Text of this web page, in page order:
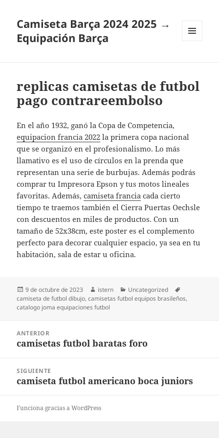
Camiseta Barça 2024 2025 →
Equipación Barça
replicas camisetas de futbol
pago contrareembolso
En el año 1932, ganó la Copa de Competencia,
equipacion francia 2022 la primera copa nacional
que se organizó en el profesionalismo. Lo más
llamativo es el uso de círculos en la prenda que
representan una serie de burbujas. Además podrás
comprar tu Impresora Epson y tus motos lineales
favoritas. Además,camiseta francia cada cierto
tiempo te traemos también el Cierra Puertas Oechsle
con descuentos en miles de productos. Con un
tamaño de 52x38cm, este poster es el complemento
perfecto para decorar cualquier espacio, ya sea en tu
habitación, sala de estar u oficina.
Publicado
el
9 de octubre de 2023 Autor
istern Categorías
Uncategorized
camiseta de futbol dibujo,camisetas futbol equipos brasileños,
catalogo joma equipaciones futbol
entradas
ANTERIOR
Entrada
camisetas futbol baratas foro
SIGUIENTE
Entrada
camiseta futbol americano boca juniors
Funciona gracias a WordPress